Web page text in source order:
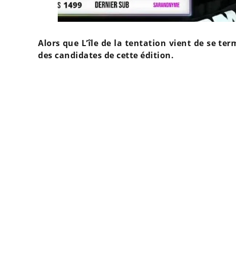
Alors que L’île de la tentation vient de se
des candidates de cette édition.